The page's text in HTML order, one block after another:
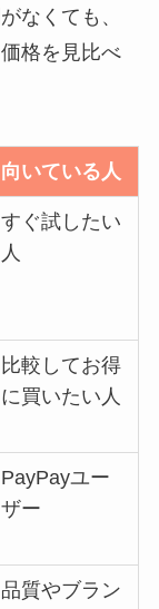
なくても、
格を見比べ
向いている人
すぐ試したい
人
比較してお得
に買いたい人
PayPayユー
ザー
品質やブラン